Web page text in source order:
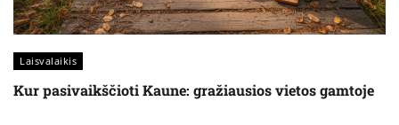
Laisvalaikis
Kur pasivaikščioti Kaune: gražiausios vietos gamtoje